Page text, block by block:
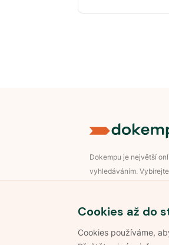
Cookies až do
Cookies používáme,
Dokempu je největší
vyhledáváním.